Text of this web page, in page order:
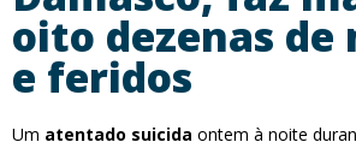
oito dezenas de
e feridos
Um atentado suicida ontem à noite